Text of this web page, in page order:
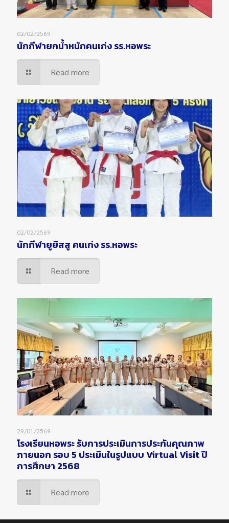
02/02/2569
นักกีฬายกน้ำหนักคนเก่ง รร.หอพระ
Read more
02/02/2569
นักกีฬายูยิสสู คนเก่ง รร.หอพระ
Read more
29/01/2569
โรงเรียนหอพระ รับการประเมินการประกันคุณภาพ
ภายนอก รอบ 5 ประเมินในรูปแบบ Virtual Visit ปี
การศึกษา 2568
Read more